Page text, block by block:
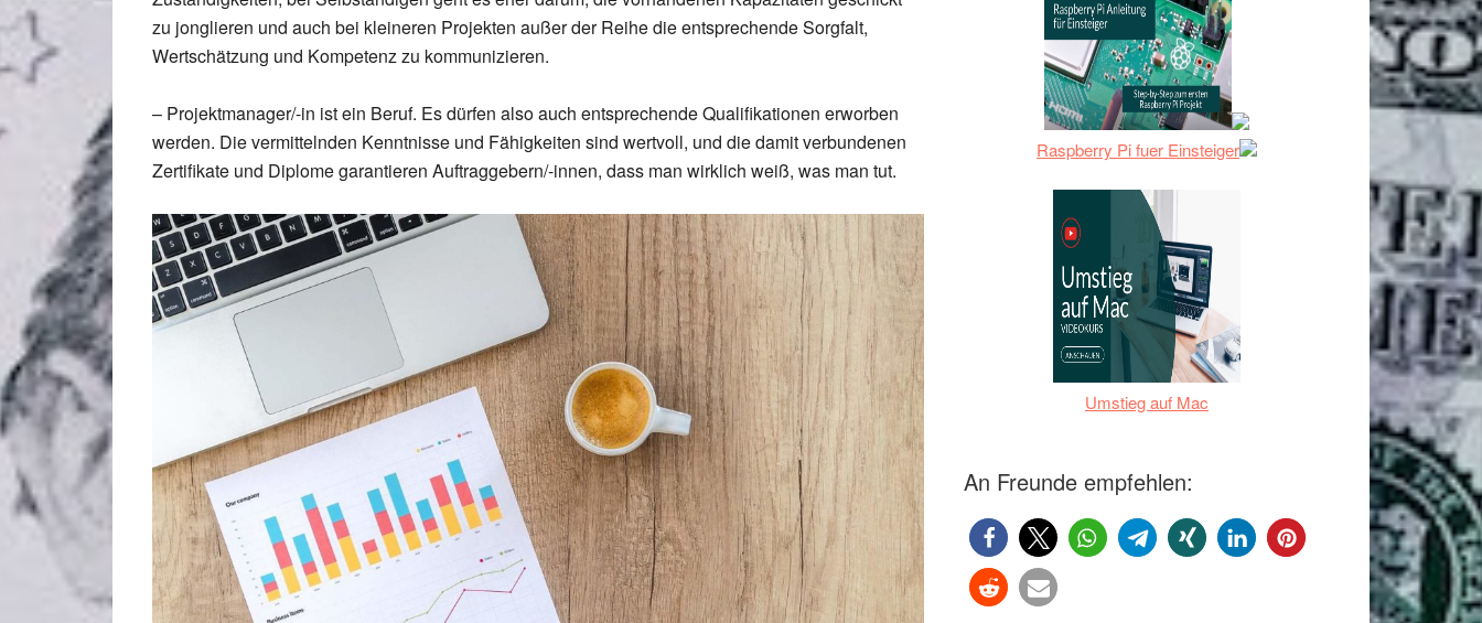
zu jonglieren und auch bei kleineren Projekten außer der Reihe die entsprechende Sorgfalt,
Wertschätzung und Kompetenz zu kommunizieren.
– Projektmanager/-in ist ein Beruf. Es dürfen also auch entsprechende Qualifikationen erworben
werden. Die vermittelnden Kenntnisse und Fähigkeiten sind wertvoll, und die damit verbundenen
Zertifikate und Diplome garantieren Auftraggebern/-innen, dass man wirklich weiß, was man tut.
Raspberry Pi fuer Einsteiger
Umstieg auf Mac
An Freunde empfehlen: